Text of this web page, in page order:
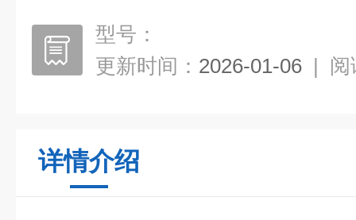
型号：
更新时间： 2026-01-06 | 阅
详情介绍